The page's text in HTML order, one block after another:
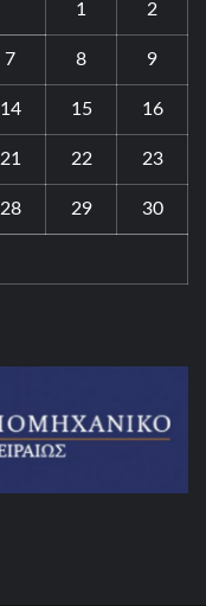
1 2
7 8 9
14 15 16
21 22 23
28 29 30